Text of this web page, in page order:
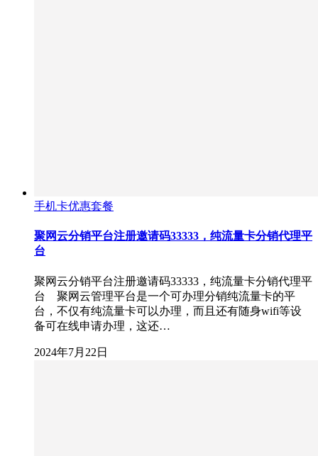
手机卡优惠套餐
聚网云分销平台注册邀请码33333，纯流量卡分销代理平
台
聚网云分销平台注册邀请码33333，纯流量卡分销代理平
台 聚网云管理平台是一个可办理分销纯流量卡的平
台，不仅有纯流量卡可以办理，而且还有随身wifi等设
备可在线申请办理，这还…
2024年7月22日